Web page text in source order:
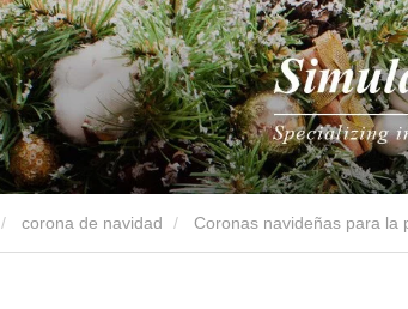
corona de navidad Coronas navideñas para la